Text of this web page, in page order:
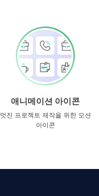
애니메이션 아이콘
멋진 프로젝트 제작을 위한 모션
아이콘